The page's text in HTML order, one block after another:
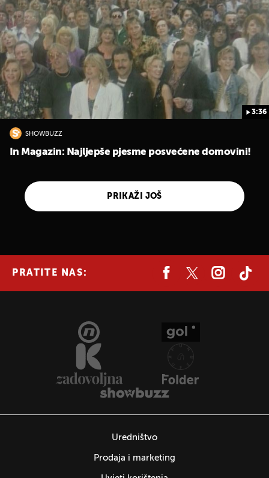
3:36
SHOWBUZZ
In Magazin: Najljepše pjesme posvećene domovini!
PRIKAŽI JOŠ
PRATITE NAS:
Uredništvo
Prodaja i marketing